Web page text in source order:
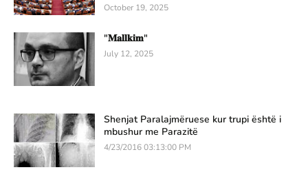
October 19, 2025
"𝐌𝐚𝐥𝐥𝐤𝐢𝐦"
July 12, 2025
Shenjat Paralajmëruese kur trupi është i
mbushur me Parazitë
4/23/2016 03:13:00 PM